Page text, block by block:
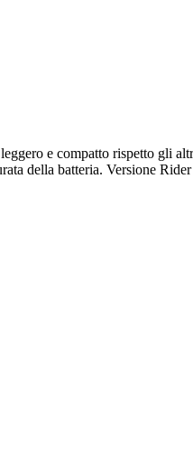
e compatto rispetto gli
della batteria. Versione